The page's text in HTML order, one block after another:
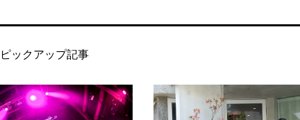
ピックアップ記事